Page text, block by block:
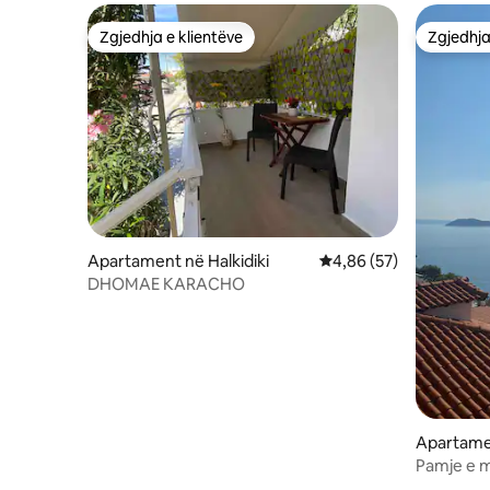
Zgjedhja e klientëve
Zgjedhja e klientëve
Apartament në Halkidiki Vlerësimi mesatar
4,86 (57)
DHOMAE KARACHO
as
Pamje e